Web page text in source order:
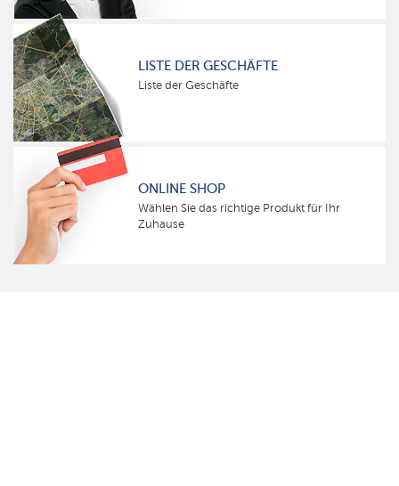
LISTE DER GESCHÄFTE
Liste der Geschäfte
ONLINE SHOP
Wählen Sie das richtige Produkt für Ihr
Zuhause